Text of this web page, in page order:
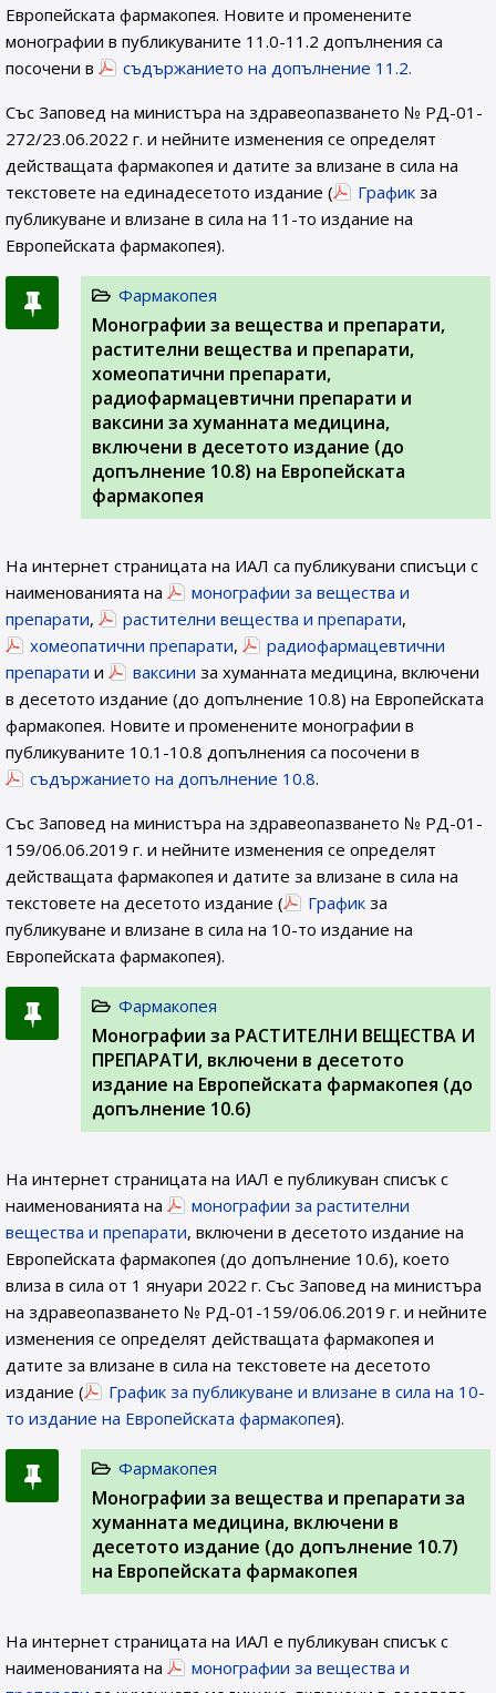
Европейската фармакопея. Новите и променените
монографии в публикуваните 11.0-11.2 допълнения са
посочени в
съдържанието на допълнение 11.2.
Със Заповед на министъра на здравеопазването № РД-01-
272/23.06.2022 г. и нейните изменения се определят
действащата фармакопея и датите за влизане в сила на
текстовете на единадесетото издание (
График за
публикуване и влизане в сила на 11-то издание на
Европейската фармакопея).
Фармакопея
Монографии за вещества и препарати,
растителни вещества и препарати,
хомеопатични препарати,
радиофармацевтични препарати и
ваксини за хуманната медицина,
включени в десетото издание (до
допълнение 10.8) на Европейската
фармакопея
На интернет страницата на ИАЛ са публикувани списъци с
наименованията на
монографии за вещества и
препарати, растителни вещества и препарати,
хомеопатични препарати,
радиофармацевтични
препарати и ваксини за хуманната медицина, включени
в десетото издание (до допълнение 10.8) на Европейската
фармакопея. Новите и променените монографии в
публикуваните 10.1-10.8 допълнения са посочени в
съдържанието на допълнение 10.8.
Със Заповед на министъра на здравеопазването № РД-01-
159/06.06.2019 г. и нейните изменения се определят
действащата фармакопея и датите за влизане в сила на
текстовете на десетото издание (
График за
публикуване и влизане в сила на 10-то издание на
Европейската фармакопея).
Фармакопея
Монографии за РАСТИТЕЛНИ ВЕЩЕСТВА И
ПРЕПАРАТИ, включени в десетото
издание на Европейската фармакопея (до
допълнение 10.6)
На интернет страницата на ИАЛ e публикуван списък с
наименованията на
монографии за растителни
вещества и препарати, включени в десетото издание на
Европейската фармакопея (до допълнение 10.6), което
влиза в сила от 1 януари 2022 г. Със Заповед на министъра
на здравеопазването № РД-01-159/06.06.2019 г. и нейните
изменения се определят действащата фармакопея и
датите за влизане в сила на текстовете на десетото
издание (
График за публикуване и влизане в сила на 10-
то издание на Европейската фармакопея).
Фармакопея
Монографии за вещества и препарати за
хуманната медицина, включени в
десетото издание (до допълнение 10.7)
на Европейската фармакопея
На интернет страницата на ИАЛ e публикуван списък с
наименованията на
монографии за вещества и